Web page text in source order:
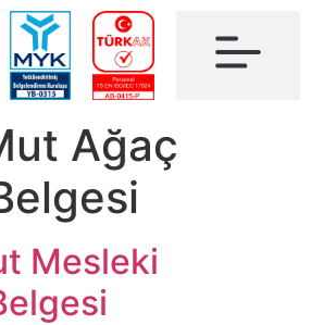
Ağaç
Mesleki